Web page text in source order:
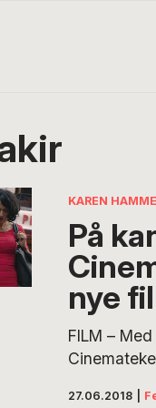
KAREN
På
nye
FILM –
27.06.2018